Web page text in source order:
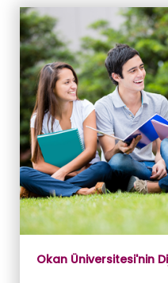
Okan Üniversitesi'nin